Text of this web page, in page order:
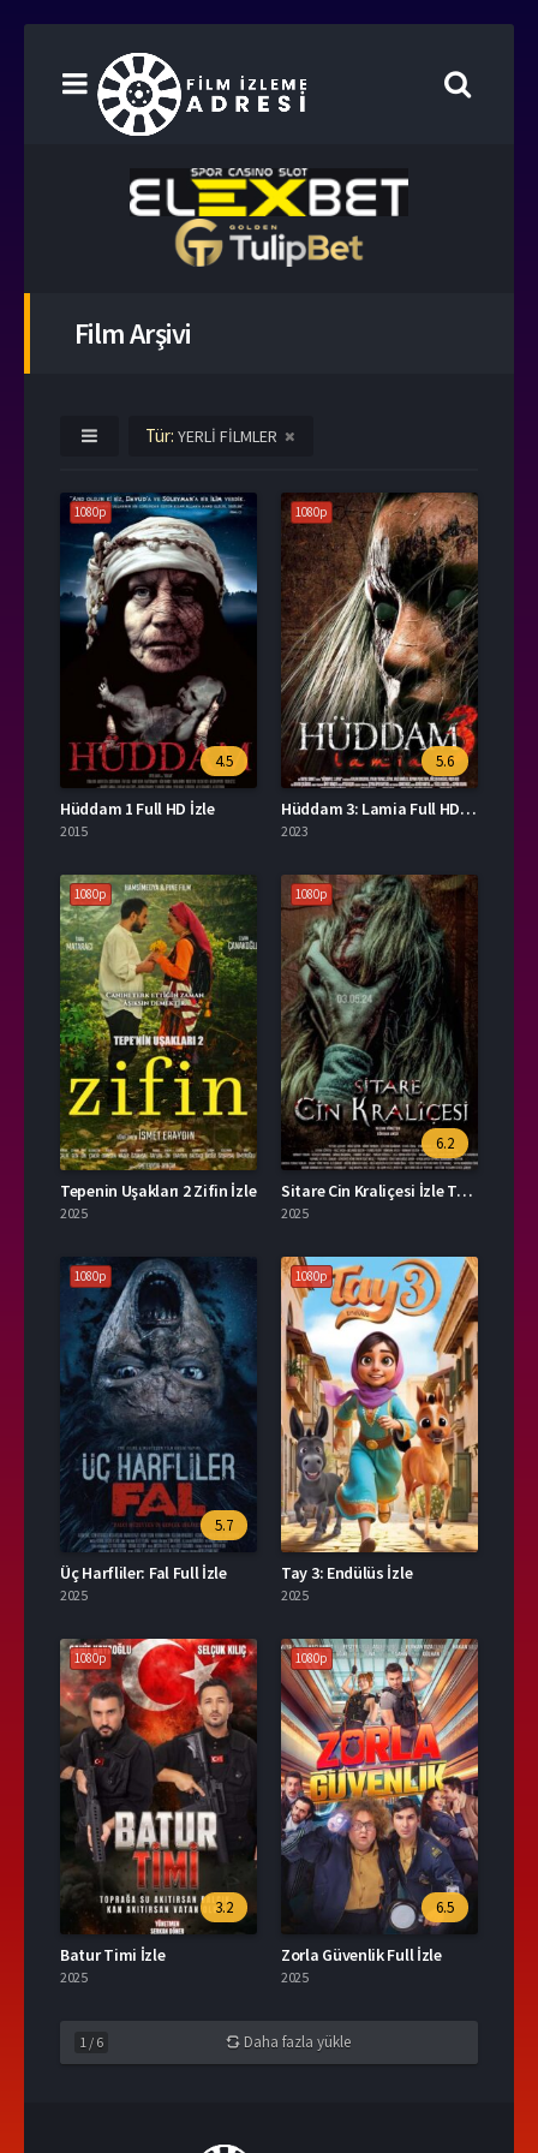
Film Arşivi
Tür: YERLİ FİLMLER
1080p
4.5
Hüddam 1 Full HD İzle
2015
1080p
5.6
Hüddam 3: Lamia Full HD İzle
2023
1080p
Tepenin Uşakları 2 Zifin İzle
2025
1080p
6.2
Sitare Cin Kraliçesi İzle Türkçe Dublaj
2025
1080p
5.7
Üç Harfliler: Fal Full İzle
2025
1080p
Tay 3: Endülüs İzle
2025
1080p
3.2
Batur Timi İzle
2025
1080p
6.5
Zorla Güvenlik Full İzle
2025
1 / 6 Daha fazla yükle